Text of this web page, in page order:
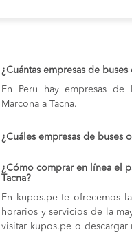
¿Cuántas empresas de
En Peru hay empresas de
Marcona a Tacna.
¿Cuáles empresas de buses
¿Cómo comprar en línea el
Tacna?
En kupos.pe te ofrecemos
horarios y servicios de la
visitar kupos.pe o descargar